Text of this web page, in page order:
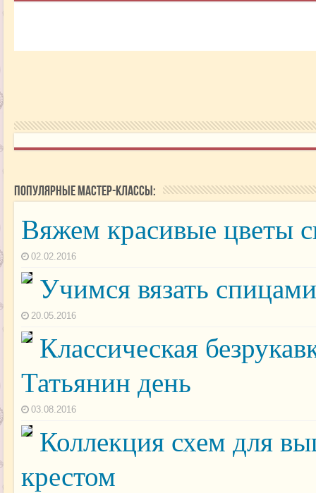
Популярные мастер-классы:
Вяжем красивые цветы
02.02.2016
Учимся вязать
20.05.2016
Классическая
Татьянин день
03.08.2016
Коллекция схем для
крестом